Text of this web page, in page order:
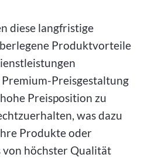
diese langfristige
Produktvorteile
Preisgestaltung
Preisposition zu
was dazu
Produkte oder
von höchster Qualität